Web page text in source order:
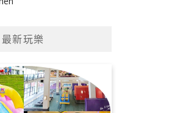
最新玩樂